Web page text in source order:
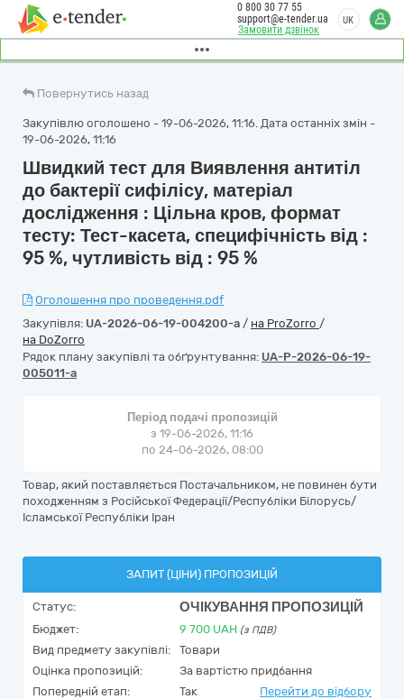
Замовити дзвінок
0 800 30 77 55
support@e-tender.ua
UK
Повернутись назад
Закупівлю оголошено - 19-06-2026, 11:16. Дата останніх змін -
19-06-2026, 11:16
Швидкий тест для Виявлення антитіл
до бактерії сифілісу, матеріал
дослідження : Цільна кров, формат
тесту: Тест-касета, специфічність від :
95 %, чутливість від : 95 %
Оголошення про проведення.pdf
Закупівля: UA-2026-06-19-004200-a / на ProZorro /
на DoZorro
Рядок плану закупівлі та обґрунтування: UA-P-2026-06-19-
005011-a
Період подачі пропозицій
з 19-06-2026, 11:16
по 24-06-2026, 08:00
Товар, який поставляється Постачальником, не повинен бути
походженням з Російської Федерації/Республіки Білорусь/
Ісламської Республіки Іран
ЗАПИТ (ЦІНИ) ПРОПОЗИЦІЙ
Статус: ОЧІКУВАННЯ ПРОПОЗИЦІЙ
Бюджет: 9 700 UAH (з ПДВ)
Вид предмету закупівлі:
Товари
Оцінка пропозицій:
За вартістю придбання
Попередній етап:
Так Перейти до відбору